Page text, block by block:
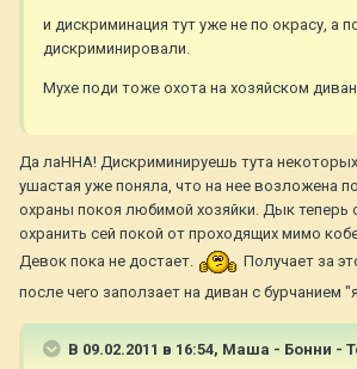
и дискриминация тут уже не по окрасу, а
дискриминировали.
Мухе поди тоже охота на хозяйском
Да лаННА! Дискриминируешь тута
ушастая уже поняла, что на нее возложена
охраны покоя любимой хозяйки. Дык теперь
охранить сей покой от проходящих мимо
Девок пока не достает.
Получает за
после чего заползает на диван с бурчанием "я
В 09.02.2011 в 16:54, Маша - Бонни -